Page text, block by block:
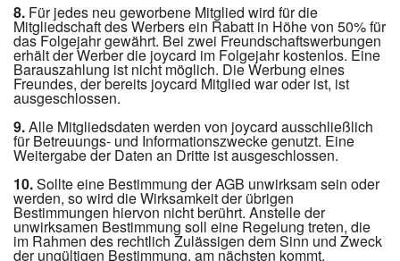
8. Für jedes neu geworbene Mitglied wird für die
Mitgliedschaft des Werbers ein Rabatt in Höhe von 50% für
das Folgejahr gewährt. Bei zwei Freundschaftswerbungen
erhält der Werber die joycard im Folgejahr kostenlos. Eine
Barauszahlung ist nicht möglich. Die Werbung eines
Freundes, der bereits joycard Mitglied war oder ist, ist
ausgeschlossen.
9.Alle Mitgliedsdaten werden von joycard ausschließlich
für Betreuungs- und Informationszwecke genutzt. Eine
Weitergabe der Daten an Dritte ist ausgeschlossen.
10.Sollte eine Bestimmung der AGB unwirksam sein oder
werden, so wird die Wirksamkeit der übrigen
Bestimmungen hiervon nicht berührt. Anstelle der
unwirksamen Bestimmung soll eine Regelung treten, die
im Rahmen des rechtlich Zulässigen dem Sinn und Zweck
der ungültigen Bestimmung, am nächsten kommt.